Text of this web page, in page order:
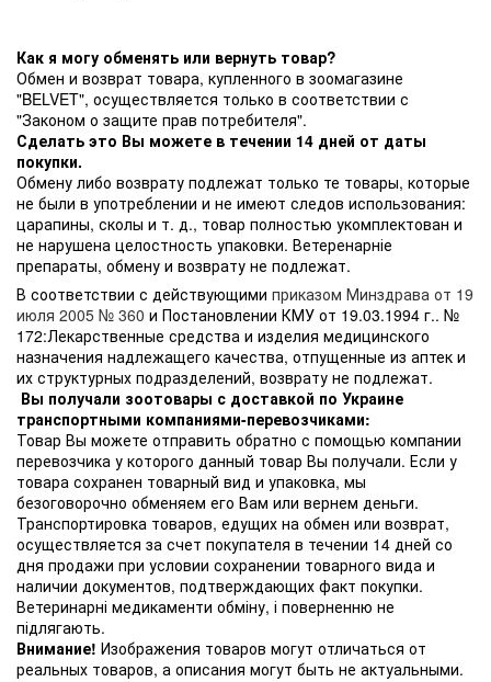
Как я могу обменять или вернуть товар?
Обмен и возврат товара, купленного в зоомагазине
"BELVET", осуществляется только в соответствии с
"Законом о защите прав потребителя".
Сделать это Вы можете в течении 14 дней от даты
покупки.
Обмену либо возврату подлежат только те товары, которые
не были в употреблении и не имеют следов использования:
царапины, сколы и т. д., товар полностью укомплектован и
не нарушена целостность упаковки. Ветеренарніе
препараты, обмену и возврату не подлежат.
В соответствии с действующими приказом Минздрава от 19
июля 2005 № 360 и Постановлении КМУ от 19.03.1994 г.. №
172:Лекарственные средства и изделия медицинского
назначения надлежащего качества, отпущенные из аптек и
их структурных подразделений, возврату не подлежат.
Вы получали зоотовары с доставкой по Украине
транспортными компаниями-перевозчиками:
Товар Вы можете отправить обратно с помощью компании
перевозчика у которого данный товар Вы получали. Если у
товара сохранен товарный вид и упаковка, мы
безоговорочно обменяем его Вам или вернем деньги.
Транспортировка товаров, едущих на обмен или возврат,
осуществляется за счет покупателя в течении 14 дней со
дня продажи при условии сохранении товарного вида и
наличии документов, подтверждающих факт покупки.
Ветеринарні медикаменти обміну, і поверненню не
підлягають.
Внимание! Изображения товаров могут отличаться от
реальных товаров, а описания могут быть не актуальными.